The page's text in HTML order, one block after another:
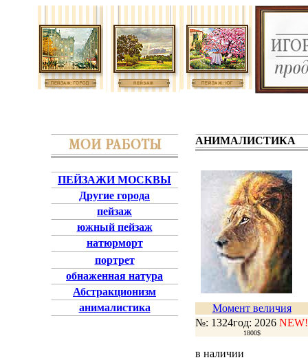
ПЕЙЗАЖИ МОСКВЫ
Другие города
пейзаж
южный пейзаж
натюрморт
портрет
обнаженная натура
Абстракционизм
анималистика
АНИМАЛИСТИКА
Момент величия
№: 1324год: 2026 NEW!
1800$
в наличии